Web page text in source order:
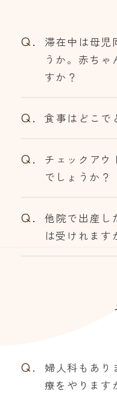
Q.
滞在中は母児
うか。赤ちゃ
すか？
Q. 食事はどこで
Q.
チェックアウ
でしょうか？
Q.
他院で出産し
は受けれます
Q.
婦人科もあり
療をやります